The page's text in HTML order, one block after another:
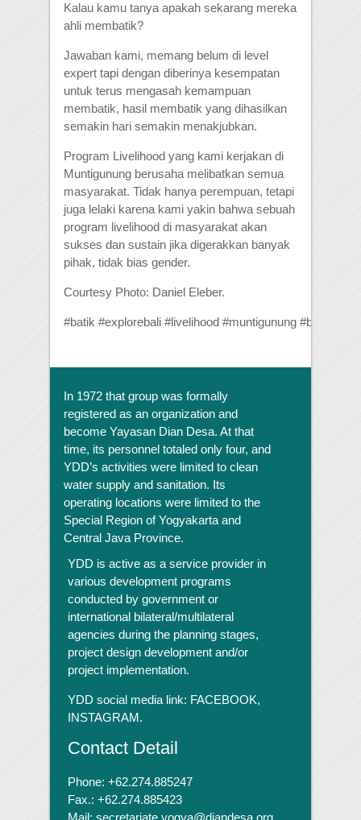
Kalau kamu tanya apakah sekarang mereka
ahli membatik?
Jawaban kami, memang belum di level
expert tapi dengan diberinya kesempatan
untuk terus mengasah kemampuan
membatik, hasil membatik yang dihasilkan
semakin hari semakin menakjubkan.
Program Livelihood yang kami kerjakan di
Muntigunung berusaha melibatkan semua
masyarakat. Tidak hanya perempuan, tetapi
juga lelaki karena kami yakin bahwa sebuah
program livelihood di masyarakat akan
sukses dan sustain jika digerakkan banyak
pihak, tidak bias gender.
Courtesy Photo: Daniel Eleber.
#batik #explorebali #livelihood #muntigunung #bali
In 1972 that group was formally
registered as an organization and
become Yayasan Dian Desa. At that
time, its personnel totaled only four, and
YDD’s activities were limited to clean
water supply and sanitation. Its
operating locations were limited to the
Special Region of Yogyakarta and
Central Java Province.
YDD is active as a service provider in
various development programs
conducted by government or
international bilateral/multilateral
agencies during the planning stages,
project design development and/or
project implementation.
YDD social media link: FACEBOOK,
INSTAGRAM.
Contact Detail
Phone: +62.274.885247
Fax.: +62.274.885423